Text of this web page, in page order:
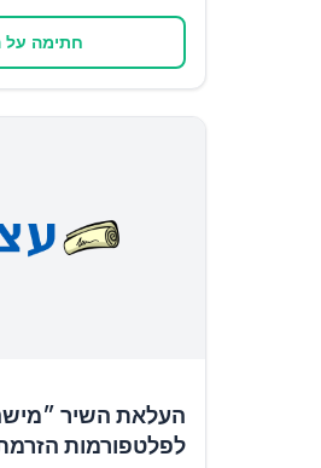
חתימה על
העלאת השיר
לפלטפורמות